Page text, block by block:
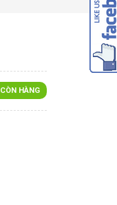
CÒN HÀNG